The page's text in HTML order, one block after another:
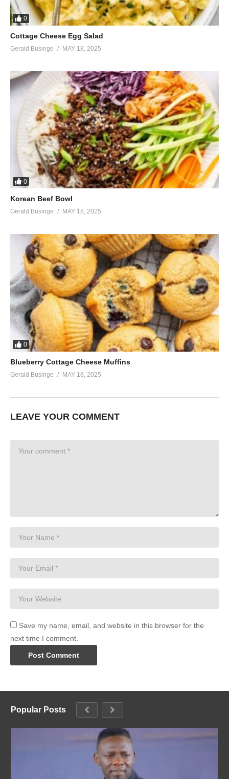
0
Cottage Cheese Egg Salad
Gerald Businge MAY 18, 2025
0
Korean Beef Bowl
Gerald Businge MAY 18, 2025
0
Blueberry Cottage Cheese Muffins
Gerald Businge MAY 18, 2025
LEAVE YOUR COMMENT
Save my name, email, and website in this browser for the
next time I comment.
Popular Posts